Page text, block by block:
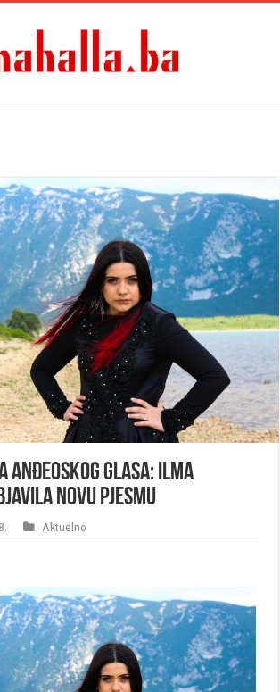
anđeoskog glasa: Ilma
novu pjesmu
Aktuelno